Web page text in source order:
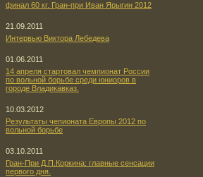
финал 60 кг. Гран-при Иван Ярыгин 2012
21.09.2011
Интервью Виктора Лебедева
01.06.2011
14 апреля стартовал чемпионат России
по вольной борьбе среди юниоров в
городе Владикавказ.
10.03.2012
Результаты чепионата Европы 2012 по
вольной борьбе
03.10.2011
Гран-При Д.П.Коркина: главные сенсации
первого дня.